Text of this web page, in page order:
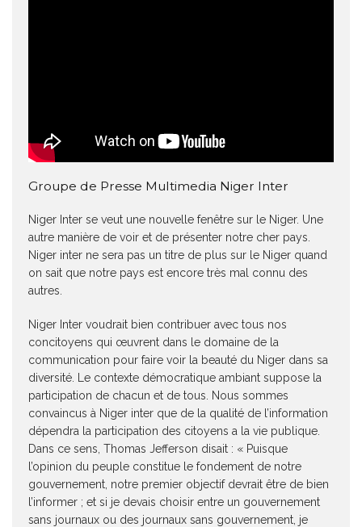
Groupe de Presse Multimedia Niger Inter
Niger Inter se veut une nouvelle fenêtre sur le Niger. Une
autre manière de voir et de présenter notre cher pays.
Niger inter ne sera pas un titre de plus sur le Niger quand
on sait que notre pays est encore très mal connu des
autres.
Niger Inter voudrait bien contribuer avec tous nos
concitoyens qui œuvrent dans le domaine de la
communication pour faire voir la beauté du Niger dans sa
diversité. Le contexte démocratique ambiant suppose la
participation de chacun et de tous. Nous sommes
convaincus à Niger inter que de la qualité de l’information
dépendra la participation des citoyens a la vie publique.
Dans ce sens, Thomas Jefferson disait : « Puisque
l’opinion du peuple constitue le fondement de notre
gouvernement, notre premier objectif devrait être de bien
l’informer ; et si je devais choisir entre un gouvernement
sans journaux ou des journaux sans gouvernement, je